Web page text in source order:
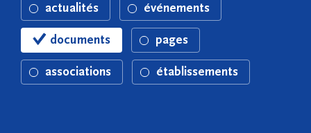
actualités événements
documents pages
associations établissements